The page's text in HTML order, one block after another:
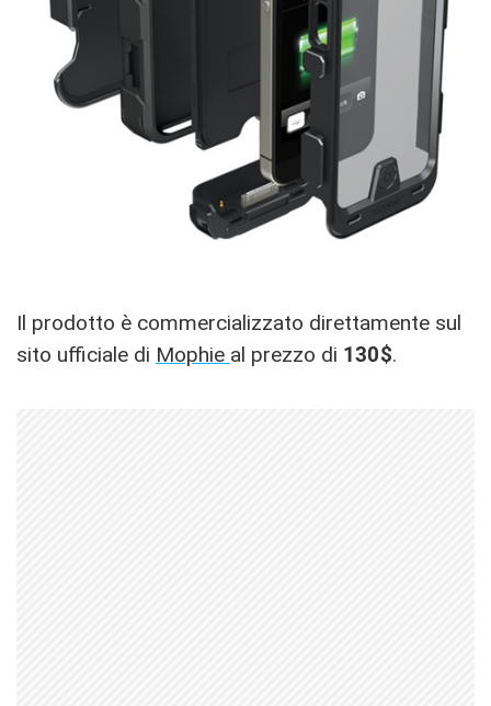
Il prodotto è commercializzato direttamente sul
sito ufficiale di Mophie al prezzo di 130$.